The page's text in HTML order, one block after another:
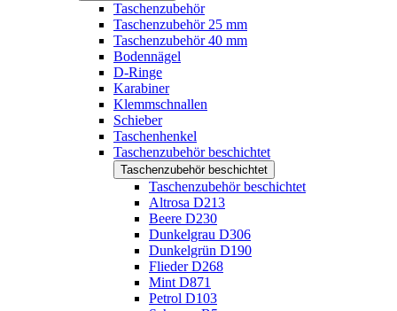
Taschenzubehör
Taschenzubehör 25 mm
Taschenzubehör 40 mm
Bodennägel
D-Ringe
Karabiner
Klemmschnallen
Schieber
Taschenhenkel
Taschenzubehör beschichtet
Taschenzubehör beschichtet
Taschenzubehör beschichtet
Altrosa D213
Beere D230
Dunkelgrau D306
Dunkelgrün D190
Flieder D268
Mint D871
Petrol D103